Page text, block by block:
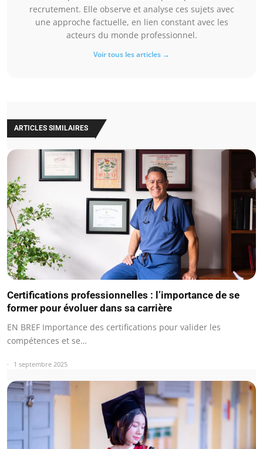
recrutement. Elle observe et analyse ces sujets avec
une approche factuelle, en lien constant avec les
acteurs du monde professionnel.
Voir tous les articles →
ARTICLES SIMILAIRES
Certifications professionnelles : l’importance de se
former pour évoluer dans sa carrière
EN BREF Importance des certifications pour valider les
compétences et se…
1 septembre 2025